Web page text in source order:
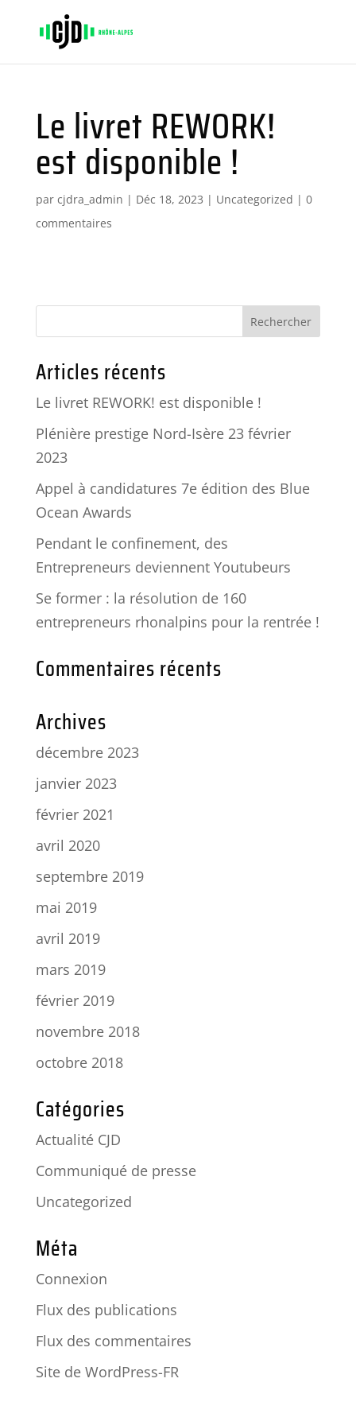
Le livret REWORK!
est disponible !
par cjdra_admin | Déc 18, 2023 | Uncategorized | 0
commentaires
Articles récents
Le livret REWORK! est disponible !
Plénière prestige Nord-Isère 23 février
2023
Appel à candidatures 7e édition des Blue
Ocean Awards
Pendant le confinement, des
Entrepreneurs deviennent Youtubeurs
Se former : la résolution de 160
entrepreneurs rhonalpins pour la rentrée !
Commentaires récents
Archives
décembre 2023
janvier 2023
février 2021
avril 2020
septembre 2019
mai 2019
avril 2019
mars 2019
février 2019
novembre 2018
octobre 2018
Catégories
Actualité CJD
Communiqué de presse
Uncategorized
Méta
Connexion
Flux des publications
Flux des commentaires
Site de WordPress-FR